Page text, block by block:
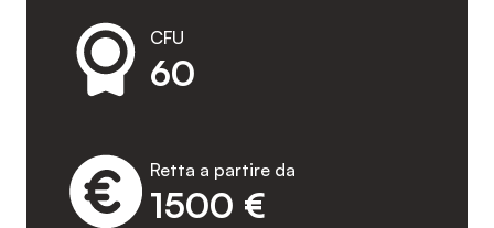
60
CFU
1500 €
Retta a partire da